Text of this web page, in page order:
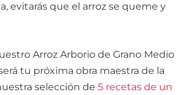
evitarás que el arroz se queme y
Arroz Arborio de Grano Medio
tu próxima obra maestra de la
selección de 5 recetas de un